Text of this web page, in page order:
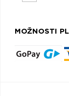
MOŽNOSTI